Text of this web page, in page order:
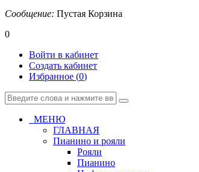
Сообщение: Пустая Корзина
0
Войти в кабинет
Создать кабинет
Избранное (0)
МЕНЮ
ГЛАВНАЯ
Пианино и рояли
Рояли
Пианино